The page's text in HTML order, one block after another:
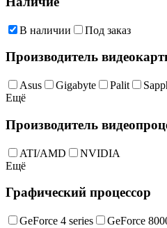
В наличии Под заказ
Производитель
Asus Gigabyte Palit
Ещё
Производитель
ATI/AMD
NVIDIA
Ещё
Графический процессор
GeForce 4 series GeForce